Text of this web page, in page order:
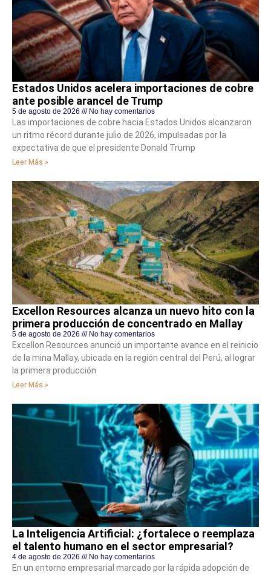
Estados Unidos acelera importaciones de cobre
ante posible arancel de Trump
5 de agosto de 2026 No hay comentarios
Las importaciones de cobre hacia Estados Unidos alcanzaron
un ritmo récord durante julio de 2026, impulsadas por la
expectativa de que el presidente Donald Trump
Leer Más »
Excellon Resources alcanza un nuevo hito con la
primera producción de concentrado en Mallay
5 de agosto de 2026 No hay comentarios
Excellon Resources anunció un importante avance en el reinicio
de la mina Mallay, ubicada en la región central del Perú, al lograr
la primera producción
Leer Más »
La Inteligencia Artificial: ¿fortalece o reemplaza
el talento humano en el sector empresarial?
4 de agosto de 2026 No hay comentarios
En un entorno empresarial marcado por la rápida adopción de